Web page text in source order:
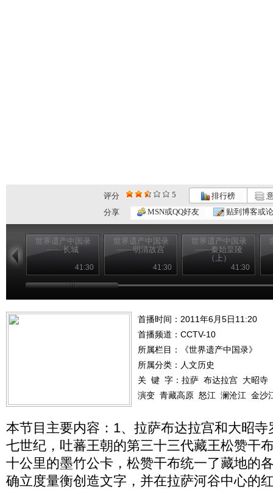
评分 5 排行榜
分享
MSN或QQ好友 贴到博客或
世界遗产中国录
——长城
41:30
世界遗产中国录
——明清故宫
41:30
世界遗产中国录
——秦始皇陵
（上）
41:30
首播时间：2011年6月5日11:20
首播频道： CCTV-10
所属栏目：
《世界遗产中国录》
所属分类：人文历史
关 键 字： 拉萨 布达拉宫 大昭寺
演变 青藏高原 怒江 澜沧江 金沙
本节目主要内容：1、拉萨布达拉宫和大昭
七世纪，吐蕃王朝的第三十三代藏王松赞干
十公里的墨竹公卡，松赞干布统一了藏地的
确立度量衡创造文字，并在拉萨河谷中心的